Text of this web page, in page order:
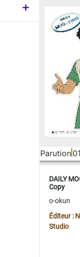
Parution
DAILY
Copy
o-okun
Éditeur :
Studio